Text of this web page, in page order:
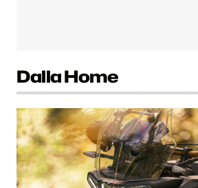
Dalla Home